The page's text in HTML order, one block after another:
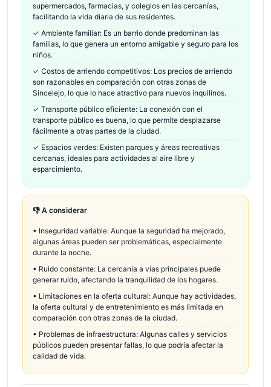
supermercados, farmacias, y colegios en las cercanías,
facilitando la vida diaria de sus residentes.
✓ Ambiente familiar: Es un barrio donde predominan las
familias, lo que genera un entorno amigable y seguro para los
niños.
✓ Costos de arriendo competitivos: Los precios de arriendo
son razonables en comparación con otras zonas de
Sincelejo, lo que lo hace atractivo para nuevos inquilinos.
✓ Transporte público eficiente: La conexión con el
transporte público es buena, lo que permite desplazarse
fácilmente a otras partes de la ciudad.
✓ Espacios verdes: Existen parques y áreas recreativas
cercanas, ideales para actividades al aire libre y
esparcimiento.
👎 A considerar
• Inseguridad variable: Aunque la seguridad ha mejorado,
algunas áreas pueden ser problemáticas, especialmente
durante la noche.
• Ruido constante: La cercanía a vías principales puede
generar ruido, afectando la tranquilidad de los hogares.
• Limitaciones en la oferta cultural: Aunque hay actividades,
la oferta cultural y de entretenimiento es más limitada en
comparación con otras zonas de la ciudad.
• Problemas de infraestructura: Algunas calles y servicios
públicos pueden presentar fallas, lo que podría afectar la
calidad de vida.